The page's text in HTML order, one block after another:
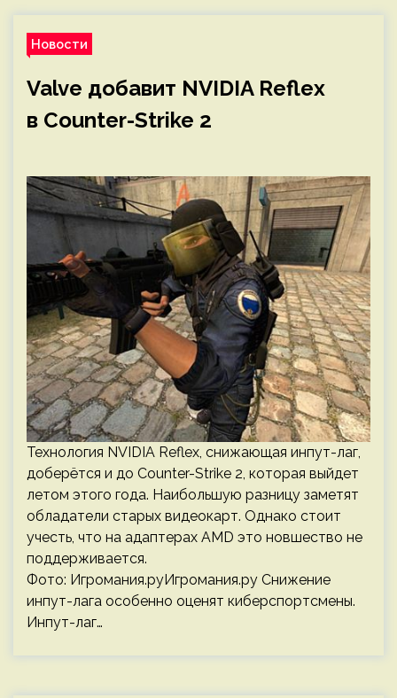
Новости
Valve добавит NVIDIA Reflex
в Counter-Strike 2
Технология NVIDIA Reflex, снижающая инпут-лаг,
доберётся и до Counter-Strike 2, которая выйдет
летом этого года. Наибольшую разницу заметят
обладатели старых видеокарт. Однако стоит
учесть, что на адаптерах AMD это новшество не
поддерживается.
Фото: Игромания.руИгромания.ру Снижение
инпут-лага особенно оценят киберспортсмены.
Инпут-лаг…